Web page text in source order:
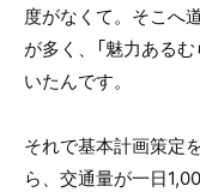
度がなくて。そこへ
が多く、「魅力ある
いたんです。
それで基本計画策定
ら、交通量が一日